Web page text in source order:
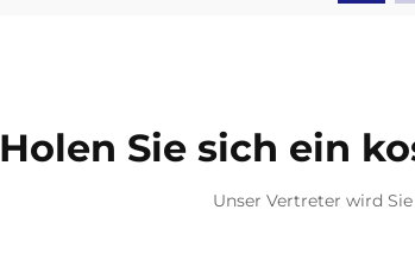
Holen Sie sich ein
Unser Vertreter wird